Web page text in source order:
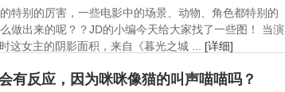
特别的厉害，一些电影中的场景、动物、角色都特别的
做出来的呢？？JD的小编今天给大家找了一些图！ 当演
这女主的阴影面积，来自《暮光之城 ... [详细]
有反应，因为咪咪像猫的叫声喵喵吗？